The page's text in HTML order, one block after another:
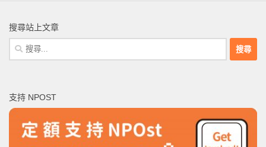
搜尋站上文章
搜
尋
字:
支持 NPOST